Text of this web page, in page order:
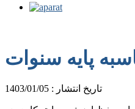
تاریخ انتشار : 1403/01/05